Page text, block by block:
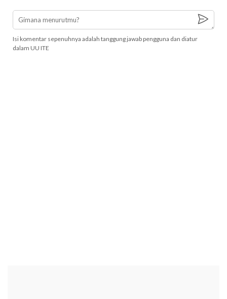
Isi komentar sepenuhnya adalah tanggung jawab pengguna dan diatur
dalam UU ITE